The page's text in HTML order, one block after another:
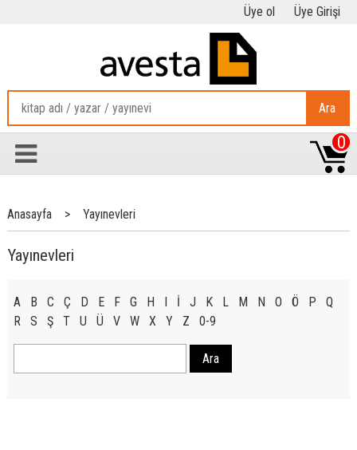
Üye ol Üye Girişi
Ara
0
Anasayfa > Yayınevleri
Yayınevleri
A B C Ç D E F G H İ J K L M N O Ö P
Q
R
S Ş T U Ü V W X Y Z 0-9